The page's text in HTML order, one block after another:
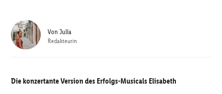
Die konzertante Version des Erfolgs-Musicals Elisabeth
Von Julia
Redakteurin